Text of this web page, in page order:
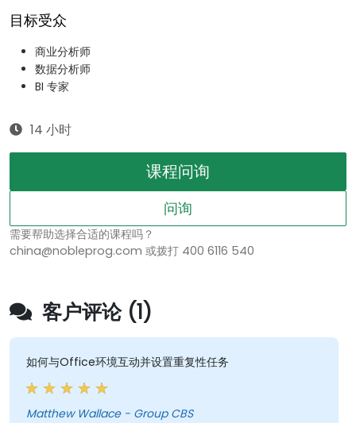
目标受众
商业分析师
数据分析师
BI 专家
14 小时
课程问询
问询
需要帮助选择合适的课程吗？
china@nobleprog.com 或拨打 400 6116 540
客户评论 (1)
如何与Office环境互动并设置重复性任务
Matthew Wallace - Group CBS